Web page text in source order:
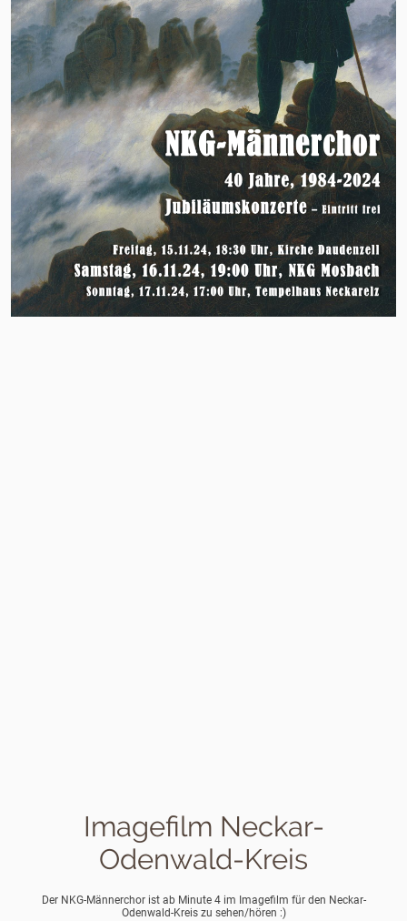
Imagefilm Neckar-
Odenwald-Kreis
Der NKG-Männerchor ist ab Minute 4 im Imagefilm für den Neckar-
Odenwald-Kreis zu sehen/hören :)